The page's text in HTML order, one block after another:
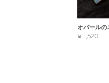
オパールの
¥11,520